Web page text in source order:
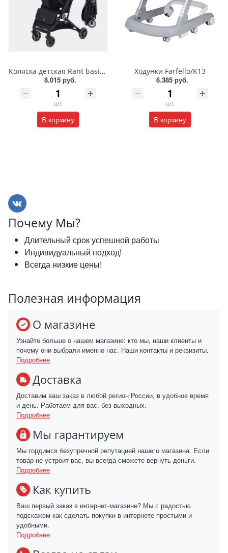
Коляска детская Rant basic "Juno" RA302
8.015 руб.
шт
В корзину
Ходунки Farfello/K13
6.385 руб.
шт
В корзину
Почему Мы?
Длительный срок успешной работы
Индивидуальный подход!
Всегда низкие цены!
Полезная информация
О магазине
Узнайте больше о нашем магазине: кто мы, наши клиенты и
почему они выбрали именно нас. Наши контакты и реквизиты.
Подробнее
Доставка
Доставим ваш заказ в любой регион России, в удобное время
и день. Работаем для вас, без выходных.
Подробнее
Мы гарантируем
Мы гордимся безупречной репутацией нашего магазина. Если
товар не устроит вас, вы всегда сможете вернуть деньги.
Подробнее
Как купить
Ваш первый заказ в интернет-магазине? Мы с радостью
подскажем как сделать покупки в интернете простыми и
удобными.
Подробнее